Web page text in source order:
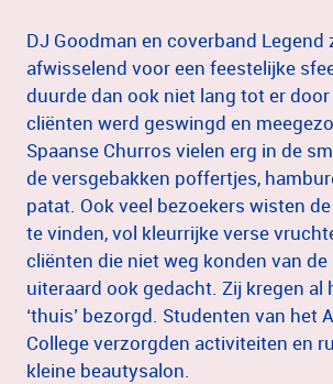
DJ Goodman en coverband Legend
afwisselend voor een feestelijke
duurde dan ook niet lang tot er
cliënten werd geswingd en
Spaanse Churros vielen erg in de
de versgebakken poffertjes,
patat. Ook veel bezoekers wisten
te vinden, vol kleurrijke verse
cliënten die niet weg konden van
uiteraard ook gedacht. Zij kregen al
‘thuis’ bezorgd. Studenten van het
College verzorgden activiteiten en
kleine beautysalon.